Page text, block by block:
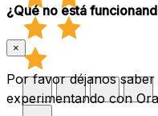
¿Qué no está
×
Por favor déjanos
experimentando con